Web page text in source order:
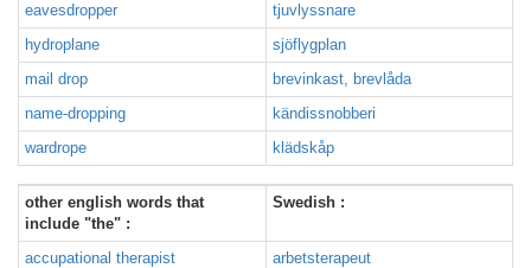
eavesdropper
tjuvlyssnare
hydroplane
sjöflygplan
mail drop
brevinkast, brevlåda
name-dropping
kändissnobberi
wardrope
klädskåp
other english words that
include "the" :
Swedish :
accupational therapist
arbetsterapeut